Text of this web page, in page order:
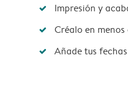
Impresión y
Créalo en menos
Añade tus